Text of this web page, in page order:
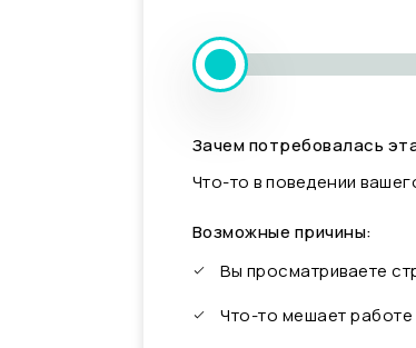
Зачем потребовалась
Что-то в поведении
Возможные причины:
Вы просматриваете
Что-то мешает